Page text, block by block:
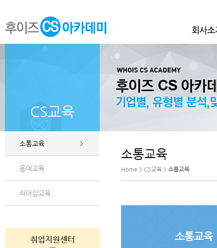
CS교육
소통교육
응대교육
리더십교육
소통교육
Home > CS교육 > 소통교육